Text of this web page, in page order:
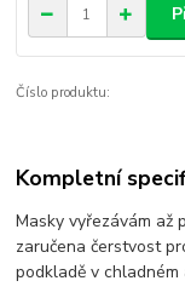
Číslo produktu:
Kompletní
Masky vyřezávám až
zaručena čerstvost
podkladě v